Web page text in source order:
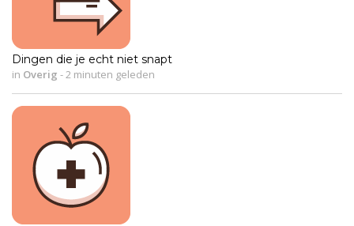
Dingen die je echt niet snapt
in Overig - 2 minuten geleden